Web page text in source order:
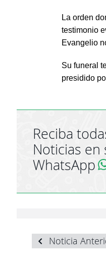
La orden
testimonio
Evangelio
Su funeral
presidido
Reciba
Noticias en
WhatsApp
Noticia